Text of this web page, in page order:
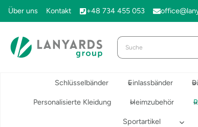
Zum
Inhalt
Über uns Kontakt +48 734 455 053
Schlüsselbänder Einlassbänder
Personalisierte Kleidung Heimzubehör
Sportartikel